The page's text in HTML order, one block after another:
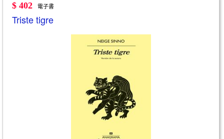
$ 402 電子書
Triste tigre